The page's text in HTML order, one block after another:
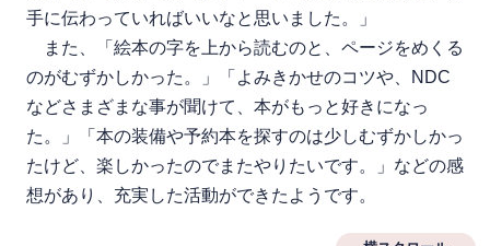
手に伝わっていればいいなと思いました。」
また、「絵本の字を上から読むのと、ページをめくる
のがむずかしかった。」「よみきかせのコツや、NDC
などさまざまな事が聞けて、本がもっと好きになっ
た。」「本の装備や予約本を探すのは少しむずかしかっ
たけど、楽しかったのでまたやりたいです。」などの感
想があり、充実した活動ができたようです。